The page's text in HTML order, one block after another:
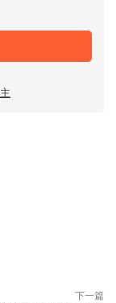
下一篇